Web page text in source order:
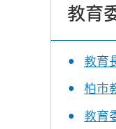
教育
教育
柏市
教育